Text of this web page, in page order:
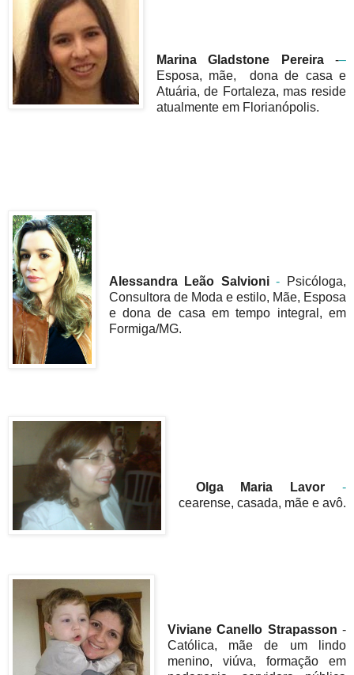
Marina Gladstone Pereira -–
Esposa, mãe, dona de casa e
Atuária, de Fortaleza, mas reside
atualmente em Florianópolis.
Alessandra Leão Salvioni - Psicóloga,
Consultora de Moda e estilo, Mãe, Esposa
e dona de casa em tempo integral, em
Formiga/MG.
Olga Maria Lavor-
cearense, casada, mãe e avô.
Viviane Canello Strapasson -
Católica, mãe de um lindo
menino, viúva, formação em